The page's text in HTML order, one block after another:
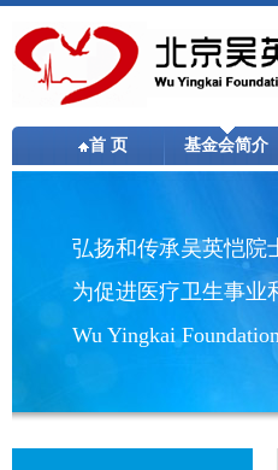
首 页 基金会简介
弘扬和传承吴英恺院
为促进医疗卫生事业
Wu Yingkai